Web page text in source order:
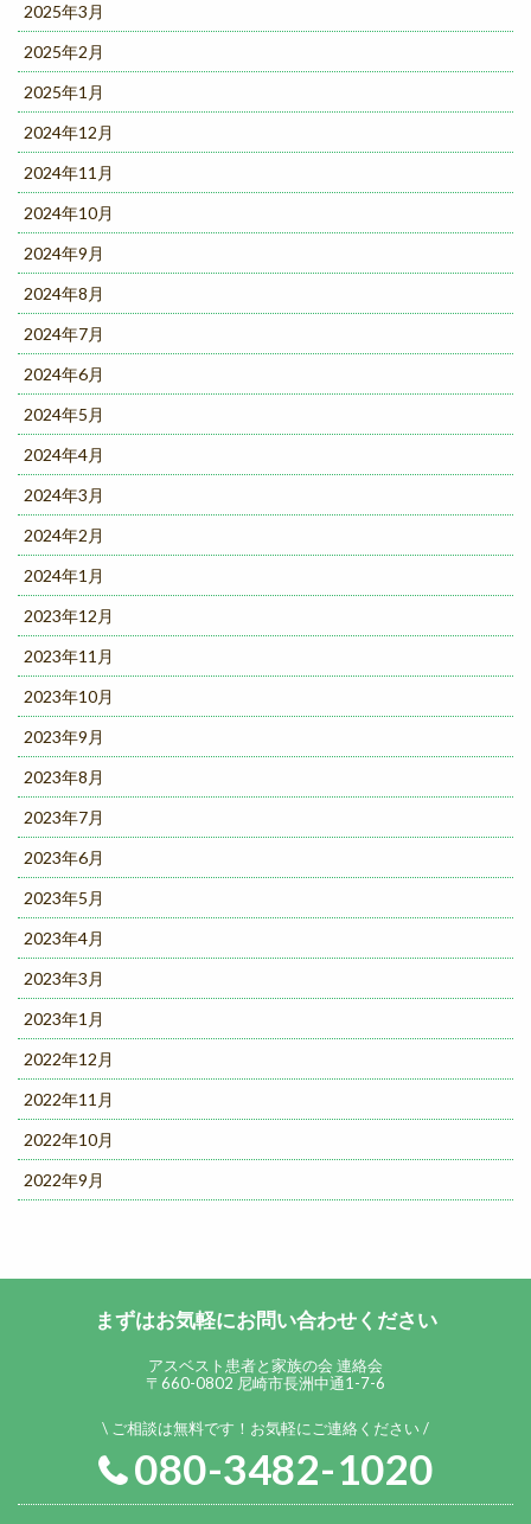
2025年3月
2025年2月
2025年1月
2024年12月
2024年11月
2024年10月
2024年9月
2024年8月
2024年7月
2024年6月
2024年5月
2024年4月
2024年3月
2024年2月
2024年1月
2023年12月
2023年11月
2023年10月
2023年9月
2023年8月
2023年7月
2023年6月
2023年5月
2023年4月
2023年3月
2023年1月
2022年12月
2022年11月
2022年10月
2022年9月
まずはお気軽にお問い合わせください
アスベスト患者と家族の会 連絡会
〒660-0802 尼崎市長洲中通1-7-6
ご相談は無料です！お気軽にご連絡ください
080-3482-1020